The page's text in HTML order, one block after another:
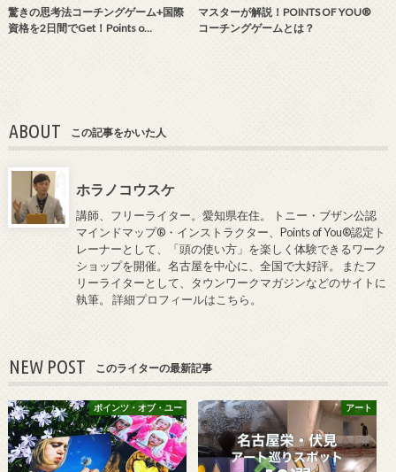
驚きの思考法コーチングゲーム+国際
資格を2日間でGet！Points o…
マスターが解説！POINTS OF YOU®
コーチングゲームとは？
ABOUT この記事をかいた人
ホラノコウスケ
講師、フリーライター。愛知県在住。 トニー・ブザン公認
マインドマップ®・インストラクター、Points of You®認定ト
レーナーとして、「頭の使い方」を楽しく体験できるワーク
ショップを開催。名古屋を中心に、全国で大好評。 またフ
リーライターとして、タウンワークマガジンなどのサイトに
執筆。詳細プロフィールはこちら 。
NEW POST このライターの最新記事
ポインツ・オブ・ユー アート